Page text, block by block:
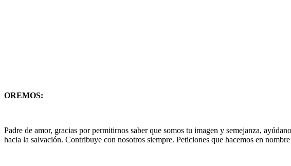
OREMOS:
Padre de amor, gracias por permitirnos saber que somos tu imagen y semejanza,
hacia la salvación. Contribuye con nosotros siempre. Peticiones que hacemos en